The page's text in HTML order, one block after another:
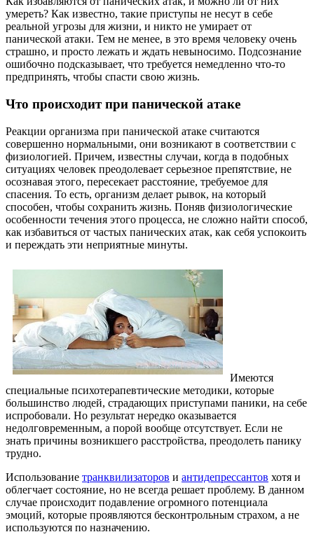
умереть? Как известно, такие приступы не несут в себе
реальной угрозы для жизни, и никто не умирает от
панической атаки. Тем не менее, в это время человеку очень
страшно, и просто лежать и ждать невыносимо. Подсознание
ошибочно подсказывает, что требуется немедленно что-то
предпринять, чтобы спасти свою жизнь.
Что происходит при панической атаке
Реакции организма при панической атаке считаются
совершенно нормальными, они возникают в соответствии с
физиологией. Причем, известны случаи, когда в подобных
ситуациях человек преодолевает серьезное препятствие, не
осознавая этого, пересекает расстояние, требуемое для
спасения. То есть, организм делает рывок, на который
способен, чтобы сохранить жизнь. Поняв физиологические
особенности течения этого процесса, не сложно найти способ,
как избавиться от частых панических атак, как себя успокоить
и переждать эти неприятные минуты.
Имеются
специальные психотерапевтические методики, которые
большинство людей, страдающих приступами паники, на себе
испробовали. Но результат нередко оказывается
недолговременным, а порой вообще отсутствует. Если не
знать причины возникшего расстройства, преодолеть панику
трудно.
Использование транквилизаторов и антидепрессантов хотя и
облегчает состояние, но не всегда решает проблему. В данном
случае происходит подавление огромного потенциала
эмоций, которые проявляются бесконтрольным страхом, а не
используются по назначению.